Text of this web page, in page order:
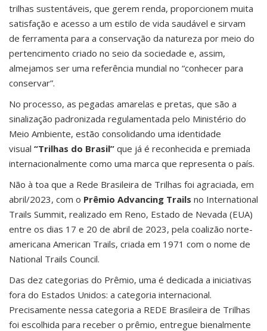
trilhas sustentáveis, que gerem renda, proporcionem muita
satisfação e acesso a um estilo de vida saudável e sirvam
de ferramenta para a conservação da natureza por meio do
pertencimento criado no seio da sociedade e, assim,
almejamos ser uma referência mundial no “conhecer para
conservar”.
No processo, as pegadas amarelas e pretas, que são a
sinalização padronizada regulamentada pelo Ministério do
Meio Ambiente, estão consolidando uma identidade
visual “Trilhas do Brasil” que já é reconhecida e premiada
internacionalmente como uma marca que representa o país.
Não à toa que a Rede Brasileira de Trilhas foi agraciada, em
abril/2023, com o Prêmio Advancing Trails no International
Trails Summit, realizado em Reno, Estado de Nevada (EUA)
entre os dias 17 e 20 de abril de 2023, pela coalizão norte-
americana American Trails, criada em 1971 com o nome de
National Trails Council.
Das dez categorias do Prêmio, uma é dedicada a iniciativas
fora do Estados Unidos: a categoria internacional.
Precisamente nessa categoria a REDE Brasileira de Trilhas
foi escolhida para receber o prêmio, entregue bienalmente